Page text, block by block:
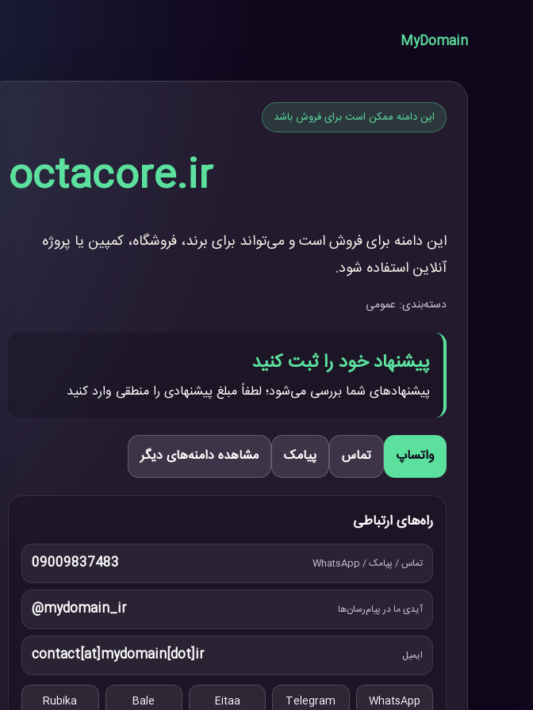
MyDomain
این دامنه ممکن است برای فروش باشد
octacore.ir
این دامنه برای فروش است و می‌تواند برای برند، فروشگاه، کمپین یا پروژه
آنلاین استفاده شود.
دسته‌بندی: عمومی
پیشنهاد خود را ثبت کنید
پیشنهادهای شما بررسی می‌شود؛ لطفاً مبلغ پیشنهادی را منطقی وارد کنید
واتساپ تماس پیامک مشاهده دامنه‌های دیگر
راه‌های ارتباطی
تماس / پیامک / WhatsApp 09009837483
آیدی ما در پیام‌رسان‌ها @mydomain_ir
ایمیل contact[at]mydomain[dot]ir
WhatsApp
Telegram
Eitaa
Bale
Rubika